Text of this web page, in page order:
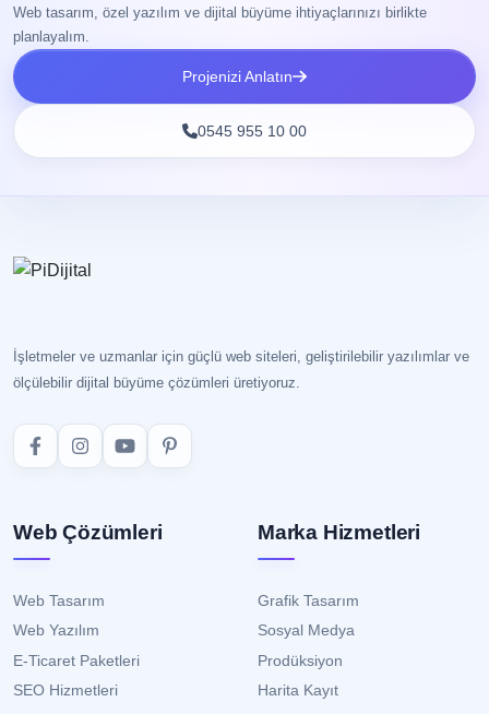
Web tasarım, özel yazılım ve dijital büyüme ihtiyaçlarınızı birlikte
planlayalım.
Projenizi Anlatın
0545 955 10 00
İşletmeler ve uzmanlar için güçlü web siteleri, geliştirilebilir yazılımlar ve
ölçülebilir dijital büyüme çözümleri üretiyoruz.
Web Çözümleri
Web Tasarım
Web Yazılım
E-Ticaret Paketleri
SEO Hizmetleri
Marka Hizmetleri
Grafik Tasarım
Sosyal Medya
Prodüksiyon
Harita Kayıt